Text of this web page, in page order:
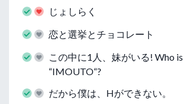
じょしらく
恋と選挙とチョコレート
この中に1人、妹がいる! Who is
“IMOUTO“?
だから僕は、Hができない。